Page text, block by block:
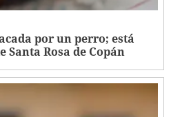
por un perro; está
Rosa de Copán